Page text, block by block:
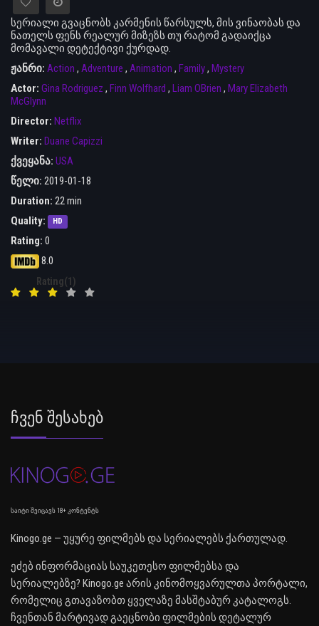
სერიალი გვაცნობს კარმენის წარსულს, მის ვინაობას და
ნათელს ფენს რეალურ მიზეზს თუ რატომ გადაიქცა
მომავალი დეტექტივი ქურდად.
ჟანრი: Action , Adventure , Animation , Family, Mystery
Actor: Gina Rodriguez , Finn Wolfhard , Liam OBrien , Mary Elizabeth
McGlynn
Director: Netflix
Writer: Duane Capizzi
ქვეყანა: USA
წელი: 2019-01-18
Duration: 22 min
Quality:
HD
Rating: 0
8.0
Rating(1)
Ჩვენ Შესახებ
საიტი შეიცავს 18+ კონტენტს
Kinogo.ge — უყურე ფილმებს და სერიალებს ქართულად.
ეძებ ინფორმაციას საუკეთესო ფილმებსა და
სერიალებზე? Kinogo.ge არის კინომოყვარულთა პორტალი,
რომელიც გთავაზობთ ყველაზე მასშტაბურ კატალოგს.
ჩვენთან მარტივად გაეცნობი ფილმების დეტალურ